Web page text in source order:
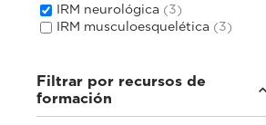
IRM neurológica (3)
IRM musculoesquelética (3)
Filtrar por recursos de
formación